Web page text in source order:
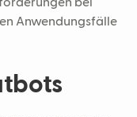
bei
Anwendungsfälle